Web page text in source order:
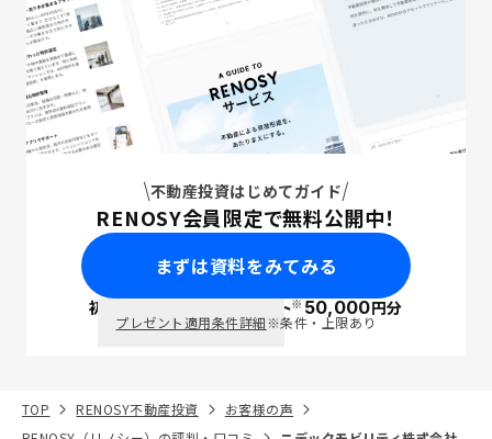
不動産投資はじめてガイド
RENOSY会員限定で無料公開中！
まずは資料をみてみる
初回面談で ポイント※50,000円分
プレゼント適用条件詳細※条件・上限あり
TOP RENOSY不動産投資
お客様の声